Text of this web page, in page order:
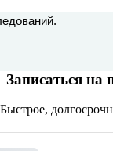
Записаться на